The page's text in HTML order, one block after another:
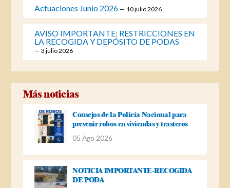
Actuaciones Junio 2026 10 julio 2026
AVISO IMPORTANTE: RESTRICCIONES EN
LA RECOGIDA Y DEPÓSITO DE PODAS
3 julio 2026
Más noticias
Consejos de la Policía Nacional para
prevenir robos en viviendas y trasteros
05 Ago 2026
NOTICIA IMPORTANTE-RECOGIDA
DE PODA